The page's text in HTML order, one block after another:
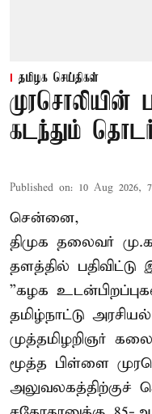
தமிழக செய்திகள்
கடந்தும்
Published on: 10 Aug 2026,
சென்னை,
திமுக தலைவர்
தளத்தில் பதிவிட்டு
”கழக
தமிழ்நாட்டு
முத்தமிழறிஞர்
மூத்த பிள்ளை
அலுவலகத்திற்குச்